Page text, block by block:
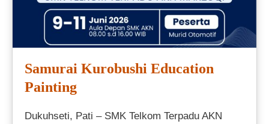
Samurai Kurobushi Education
Painting
Dukuhseti, Pati – SMK Telkom Terpadu AKN